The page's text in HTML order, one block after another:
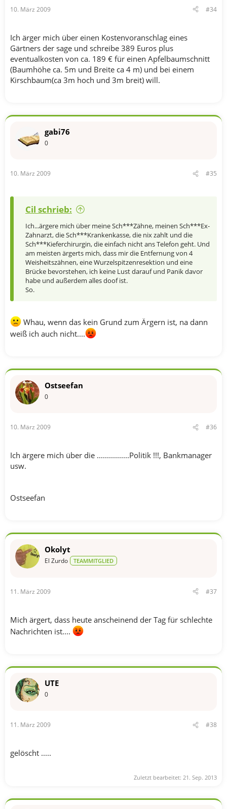
10. März 2009 #34
Ich ärger mich über einen Kostenvoranschlag eines
Gärtners der sage und schreibe 389 Euros plus
eventualkosten von ca. 189 € für einen Apfelbaumschnitt
(Baumhöhe ca. 5m und Breite ca 4 m) und bei einem
Kirschbaum(ca 3m hoch und 3m breit) will.
gabi76
0
10. März 2009 #35
Cil schrieb:
Ich...ärgere mich über meine Sch***Zähne, meinen Sch***Ex-
Zahnarzt, die Sch***Krankenkasse, die nix zahlt und die
Sch***Kieferchirurgin, die einfach nicht ans Telefon geht. Und
am meisten ärgerts mich, dass mir die Entfernung von 4
Weisheitszähnen, eine Wurzelspitzenresektion und eine
Brücke bevorstehen, ich keine Lust darauf und Panik davor
habe und außerdem alles doof ist.
So.
Whau, wenn das kein Grund zum Ärgern ist, na dann
weiß ich auch nicht....
Ostseefan
0
10. März 2009 #36
Ich ärgere mich über die ................Politik !!!, Bankmanager
usw.
Ostseefan
Okolyt
El Zurdo TEAMMITGLIED
11. März 2009 #37
Mich ärgert, dass heute anscheinend der Tag für schlechte
Nachrichten ist....
UTE
0
11. März 2009 #38
gelöscht .....
Zuletzt bearbeitet: 21. Sep. 2013